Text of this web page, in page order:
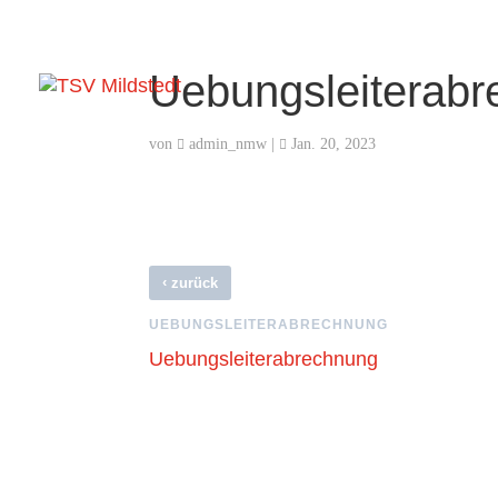
von admin_nmw Jan. 20, 2023
‹ zurück
UEBUNGSLEITERABRECHNUNG
Uebungsleiterabrechnung